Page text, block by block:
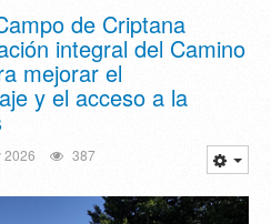
de Criptana
integral del Camino
mejorar el
y el acceso a la
2026 387